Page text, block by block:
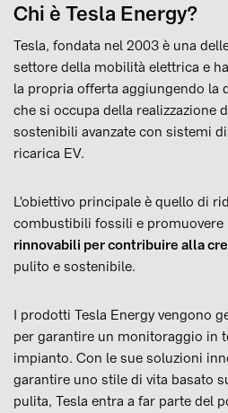
Chi è Tesla Energy?
Tesla, fondata nel 2003 è una
settore della mobilità elettrica e
la propria offerta aggiungendo la
che si occupa della realizzazione
sostenibili avanzate con sistemi
ricarica EV.
L'obiettivo principale è quello di
combustibili fossili e promuovere
rinnovabili per contribuire alla
pulito e sostenibile.
I prodotti Tesla Energy vengono
per garantire un monitoraggio in
impianto. Con le sue soluzioni
garantire uno stile di vita basato
pulita, Tesla entra a far parte del